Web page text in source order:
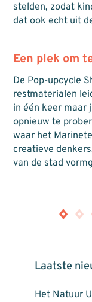
stelden, zodat
dat ook echt uit
Een plek om
De Pop-upcycle
restmaterialen
in één keer maar
opnieuw te
waar het
creatieve
van de stad
Laatste
Het Natuur